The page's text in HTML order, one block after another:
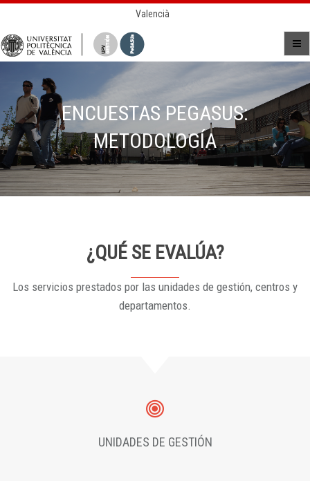
Valencià
ENCUESTAS PEGASUS:
METODOLOGÍA
¿QUÉ SE EVALÚA?
Los servicios prestados por las unidades de gestión, centros y
departamentos.
UNIDADES DE GESTIÓN